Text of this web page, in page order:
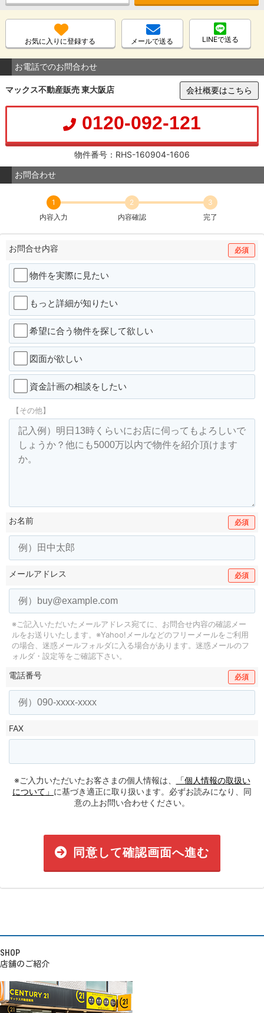
お気に入りに登録する メールで送る LINEで送る
お電話でのお問合わせ
マックス不動産販売 東大阪店 会社概要はこちら
0120-092-121
物件番号：RHS-160904-1606
お問合わせ
1
内容入力
2
内容確認
3
完了
お問合せ内容 必須
物件を実際に見たい
もっと詳細が知りたい
希望に合う物件を探して欲しい
図面が欲しい
資金計画の相談をしたい
【その他】
お名前 必須
メールアドレス 必須
※ご記入いただいたメールアドレス宛てに、お問合せ内容の確認メー
ルをお送りいたします。 ※Yahoo!メールなどのフリーメールをご利用
の場合、迷惑メールフォルダに入る場合があります。 迷惑メールのフ
ォルダ・設定等をご確認下さい。
電話番号 必須
FAX
※ご入力いただいたお客さまの個人情報は、
「個人情報の取扱い
について」 に基づき適正に取り扱います。必ずお読みになり、同
意の上お問い合わせください。
同意して確認画面へ進む
SHOP
店舗のご紹介